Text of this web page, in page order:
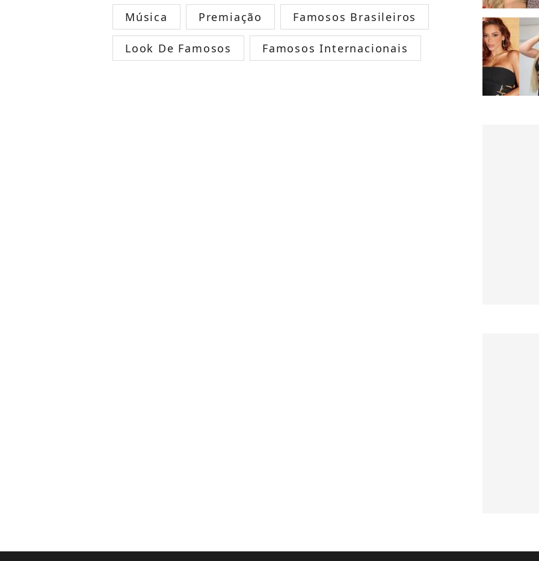
Música Premiação Famosos Brasileiros
Look De Famosos Famosos Internacionais